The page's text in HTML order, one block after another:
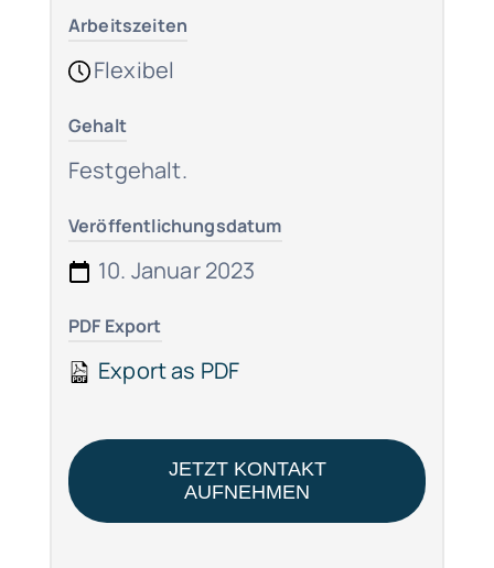
Arbeitszeiten
Flexibel
Gehalt
Festgehalt.
Veröffentlichungsdatum
10. Januar 2023
PDF Export
Export as PDF
JETZT KONTAKT
AUFNEHMEN